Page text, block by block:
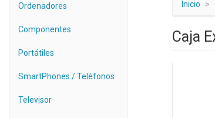
Ordenadores
Componentes
Portátiles
SmartPhones / Teléfonos
Televisor
Inicio
Caja